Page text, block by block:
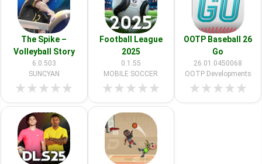
The Spike –
Volleyball Story
6.0.503
SUNCYAN
★★★★★
Football League
2025
0.1.55
MOBILE SOCCER
★★★★★
OOTP Baseball 26
Go
26.01.0450068
OOTP Developments
★★★★★